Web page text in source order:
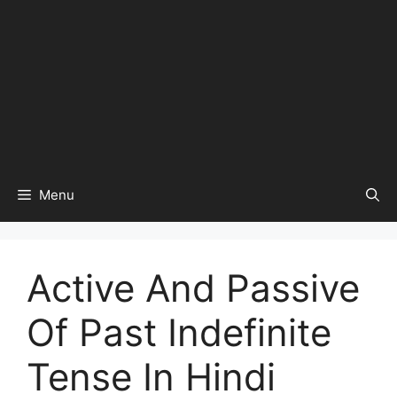
Menu
Active And Passive
Of Past Indefinite
Tense In Hindi